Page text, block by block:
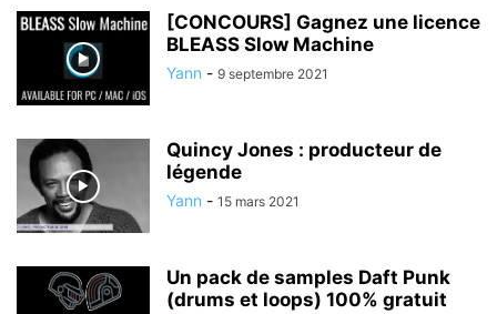
[CONCOURS] Gagnez une licence
BLEASS Slow Machine
Yann - 9 septembre 2021
Quincy Jones : producteur de
légende
Yann - 15 mars 2021
Un pack de samples Daft Punk
(drums et loops) 100% gratuit